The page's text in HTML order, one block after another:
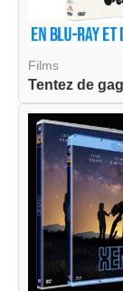
Films